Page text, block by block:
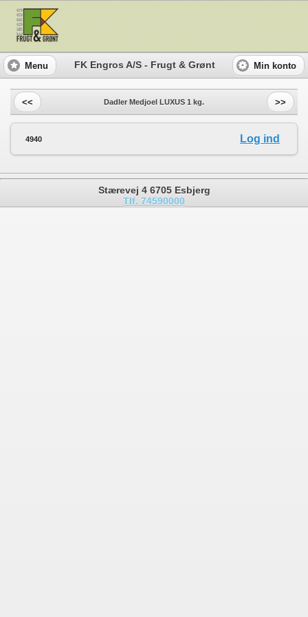
Menu FK Engros A/S - Frugt & Grønt Min konto
<< Dadler Medjoel LUXUS 1 kg. >>
4940 Log ind
Stærevej 4 6705 Esbjerg
Tlf. 74590000